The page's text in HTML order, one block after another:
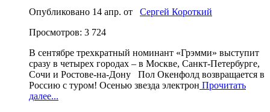
Опубликовано 14 апр. от Сергей Короткий
Просмотров: 3 724
В сентябре трехкратный номинант «Грэмми» выступит
сразу в четырех городах – в Москве, Санкт-Петербурге,
Сочи и Ростове-на-Дону Пол Окенфолд возвращается в
Россию с туром! Осенью звезда электрон Прочитать
далее...